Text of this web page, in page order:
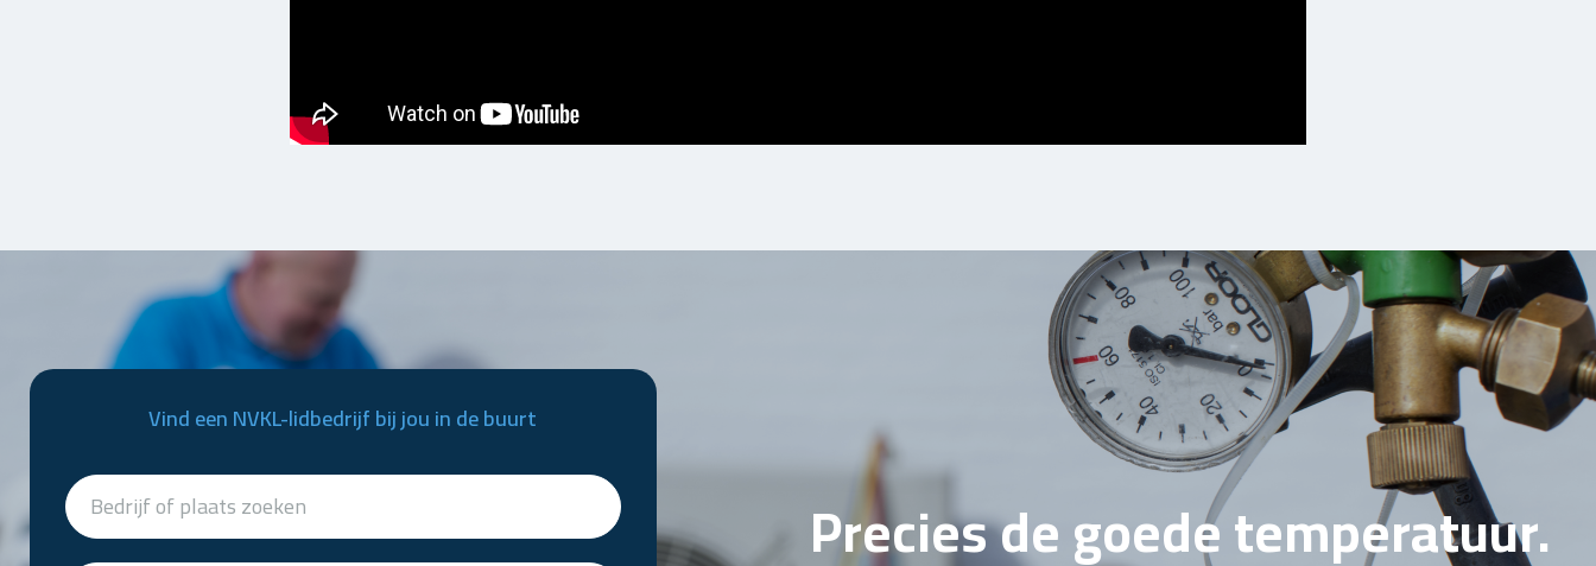
Vind een NVKL-lidbedrijf bij jou in de buurt
Precies de goede temperatuur.